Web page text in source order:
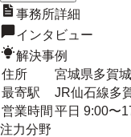
事務所詳細
インタビュー
解決事例
住所
宮城県多賀
最寄駅
JR仙石線多
営業時間 平日 9:00〜
注力分野